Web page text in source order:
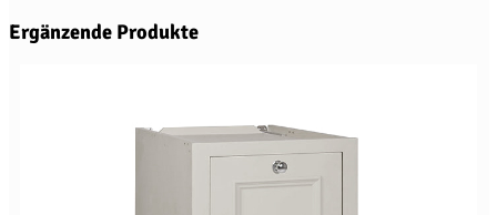
dieser "handpainted" Oberflächen sind der matte Glanz und der
sichtbare feine Pinseleffekt. Die visuelle und haptische Wirkung einer
englischen Manufaktur gefertigt.Die Lieferzeit beträgt daher
mindestens acht Wochen. Mehr Informationen Bitte beachten Sie,
aufgrund der Lichtverhältnisse bei der Produktfotografie und
unterschiedlichenBildschirmeinstellungen kann es dazu kommen,
Produktgalerie überspringen
Ergänzende Produkte